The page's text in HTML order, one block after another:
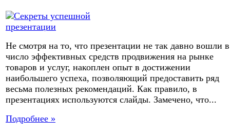
Не смотря на то, что презентации не так давно вошли в
число эффективных средств продвижения на рынке
товаров и услуг, накоплен опыт в достижении
наибольшего успеха, позволяющий предоставить ряд
весьма полезных рекомендаций. Как правило, в
презентациях используются слайды. Замечено, что...
Подробнее »